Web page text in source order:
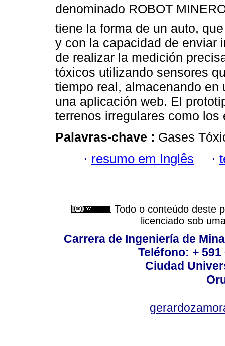
denominado ROBOT
tiene la forma de un auto,
y con la capacidad de enviar
de realizar la medición
tóxicos utilizando sensores
tiempo real, almacenando
una aplicación web. El
terrenos irregulares como
Palavras-chave : Gases
· resumo em Inglês ·
Todo o conteúdo deste
licenciado sob
Carrera de Ingeniería de
Teléfono: + 591
Ciudad